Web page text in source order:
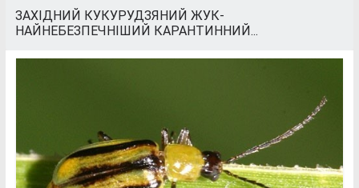
ЗАХІДНИЙ КУКУРУДЗЯНИЙ ЖУК-
НАЙНЕБЕЗПЕЧНІШИЙ КАРАНТИННИЙ...